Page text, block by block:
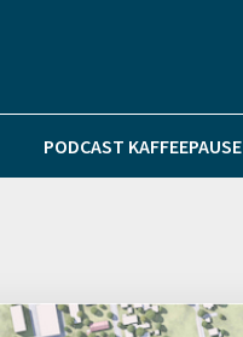
PODCAST KAFFEEPAUSE